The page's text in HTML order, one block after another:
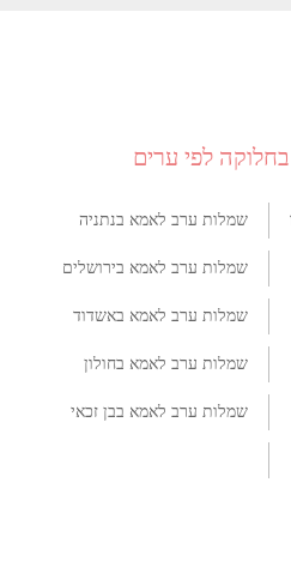
לפי ערים
שמלות ערב לאמא בנתניה
שמלות ערב לאמא בירושלים
שמלות ערב לאמא באשדוד
שמלות ערב לאמא בחולון
שמלות ערב לאמא בבן זכאי